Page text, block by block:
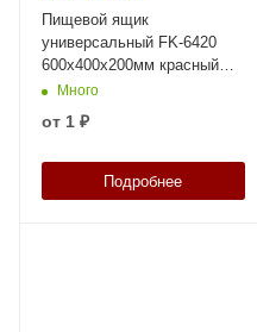
Пищевой ящик
универсальный FK-6420
600х400х200мм красный
ЭКО со сплошными
стенками и дном N1
(12.442.1)
Много
от 1 ₽
Подробнее